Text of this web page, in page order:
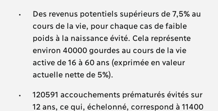
Des revenus potentiels supérieurs de 7,5% au
cours de la vie, pour chaque cas de faible
poids à la naissance évité. Cela représente
environ 40000 gourdes au cours de la vie
active de 16 à 60 ans (exprimée en valeur
actuelle nette de 5%).
120591 accouchements prématurés évités sur
12 ans, ce qui, échelonné, correspond à 11400